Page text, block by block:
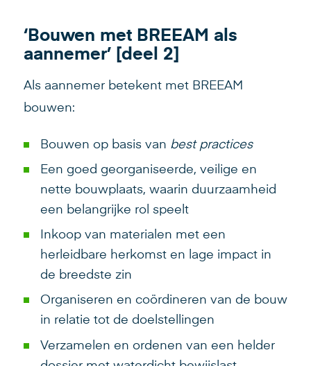
‘Bouwen met BREEAM als
aannemer’ [deel 2]
Als aannemer betekent met BREEAM
bouwen:
Bouwen op basis van best practices
Een goed georganiseerde, veilige en
nette bouwplaats, waarin duurzaamheid
een belangrijke rol speelt
Inkoop van materialen met een
herleidbare herkomst en lage impact in
de breedste zin
Organiseren en coördineren van de bouw
in relatie tot de doelstellingen
Verzamelen en ordenen van een helder